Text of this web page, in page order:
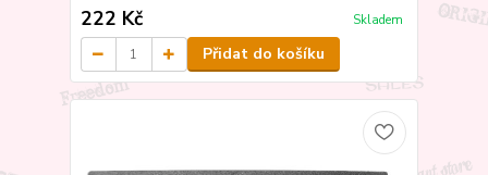
222 Kč Skladem
Přidat do košíku